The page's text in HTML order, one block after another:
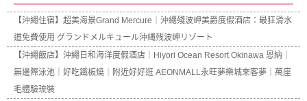
【沖繩住宿】超美海景Grand Mercure｜沖繩殘波岬美爵度假酒店：最狂滑水
道免費使用 グランドメルキュール沖縄残波岬リゾート
【沖繩飯店】沖繩日和海洋度假酒店｜Hiyori Ocean Resort Okinawa 恩納｜
無邊際泳池｜好吃鐵板燒｜附近好好逛 AEONMALL永旺夢樂城來客夢｜萬座
毛體驗琉裝